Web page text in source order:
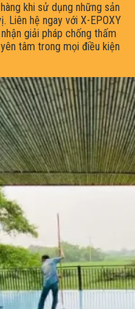
khi sử dụng những sản
Liên hệ ngay với X-EPOXY
giải pháp chống thấm
tâm trong mọi điều kiện